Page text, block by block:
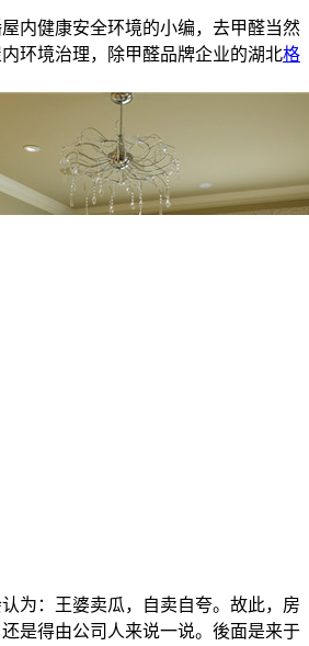
内健康安全环境的小编，去甲醛当然
环境治理，除甲醛品牌企业的湖北格
为：王婆卖瓜，自卖自夸。故此，房
是得由公司人来说一说。後面是来于